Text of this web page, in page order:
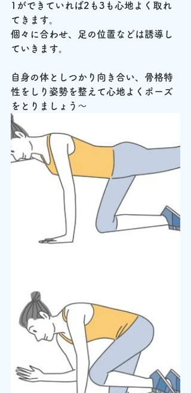
1ができていれば2も3も心地よく取れ
てきます。
個々に合わせ、足の位置などは誘導し
ていきます。
自身の体としつかり向き合い、骨格特
性をしり姿勢を整えて心地よくポーズ
をとりましょう～